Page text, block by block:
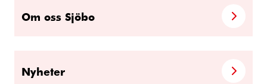
Om oss Sjöbo
Nyheter